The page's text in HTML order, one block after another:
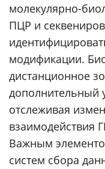
молекулярно-
ПЦР и
модификации.
дистанционное
дополнительный
отслеживая
взаимодействия
Важным
систем сбора